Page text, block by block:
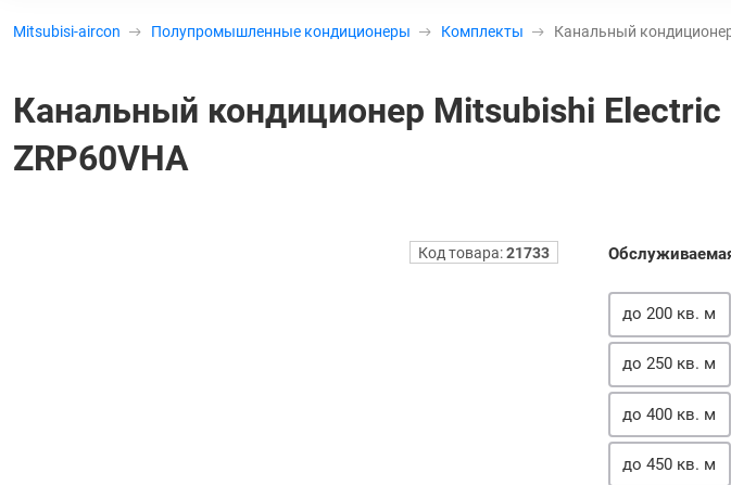
Mitsubisi-aircon Полупромышленные кондиционеры Комплекты Канальный
Канальный кондиционер Mitsubishi Electric
ZRP60VHA
Код товара:21733
до 200 кв. м
до 250 кв. м
до 400 кв. м
до 450 кв. м